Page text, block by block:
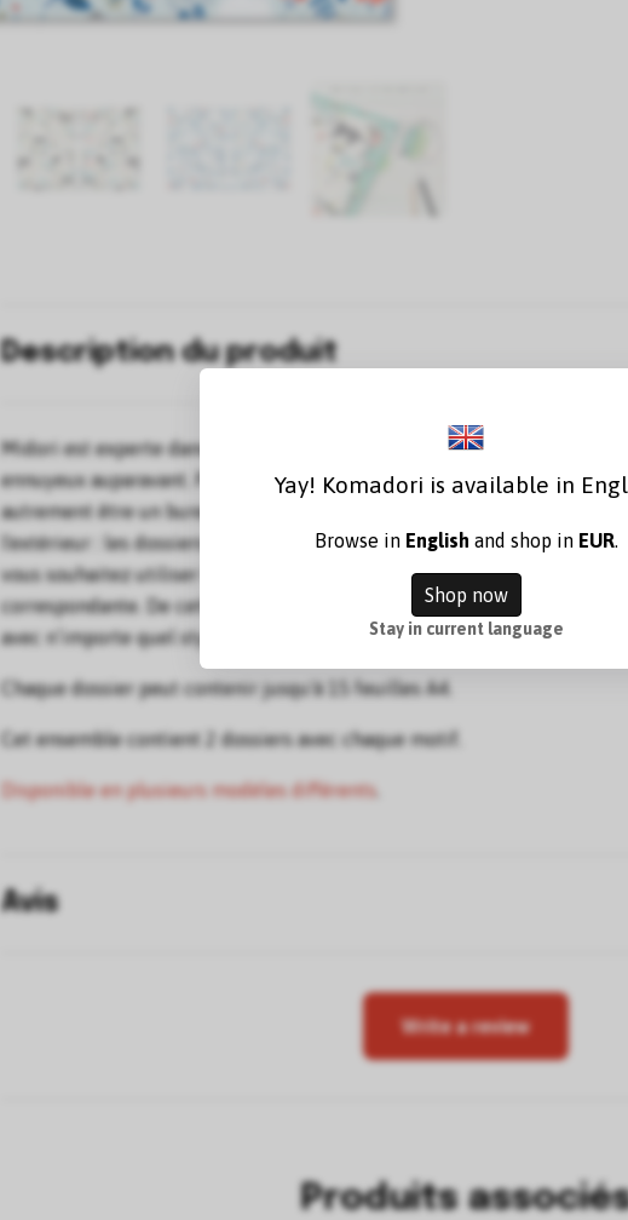
Description du produit
Midori est experte dans l'art de donner une nouvelle vie à quelque
ennuyeux auparavant. Prenons simplement ces dossiers comme
autrement être un bureau un peu ennuyeux. Comme d'habitude, Midori
l'extérieur : les dossiers sont également extrêmement pratiques avec
vous souhaitez utiliser l'une des languettes, il suffit de la replier et de
correspondante. De cette façon, il dépasse du bord du dossier.
avec n’importe quel stylo. Chaque dossier comporte six onglets.
Chaque dossier peut contenir jusqu'à 15 feuilles A4.
Cet ensemble contient 2 dossiers avec chaque motif.
Disponible en plusieurs modèles différents
Avis
Write a review
Produits
Yay! Komadori is available in
Browse in English and shop in EUR
Shop now
Stay in current language